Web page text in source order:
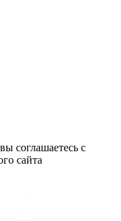
соглашаетесь с
сайта